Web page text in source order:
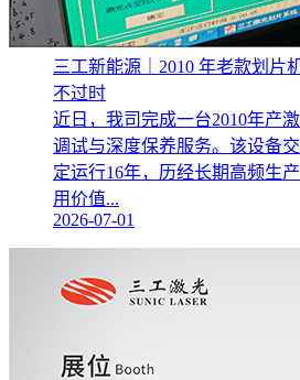
三工新能源｜2010 年老款划片
不过时
近日，我司完成一台2010年产
调试与深度保养服务。该设备
定运行16年，历经长期高频生
用价值...
2026-07-01